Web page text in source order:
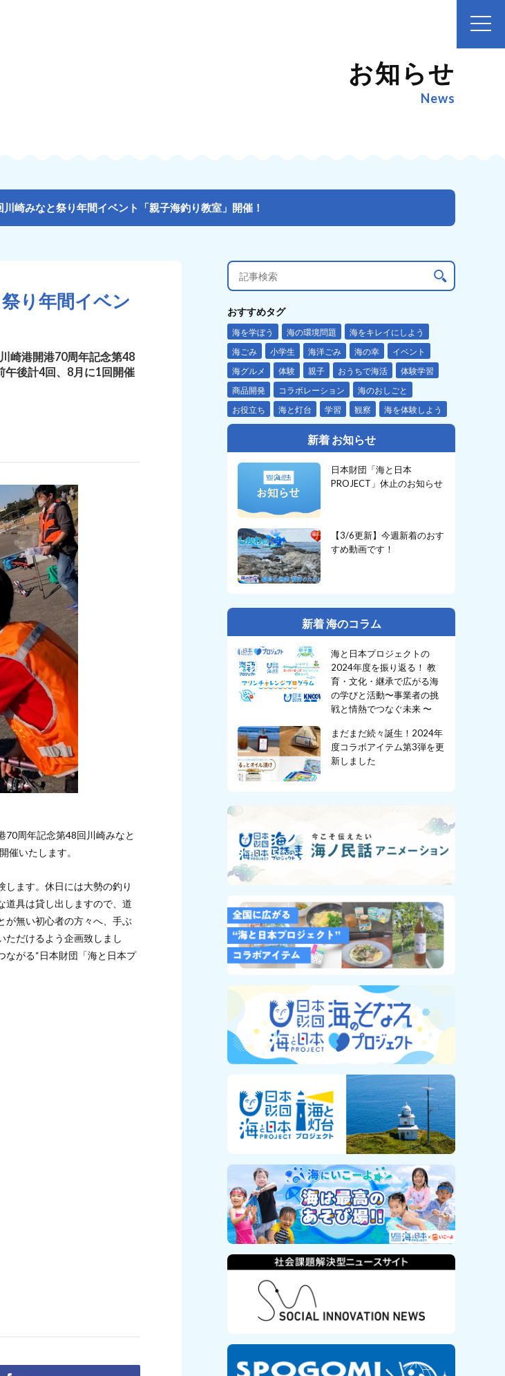
お知らせ
News
崎みなと祭り年間イベント「親子海釣り教室」開催！
り年間イベン
崎港開港70周年記念第48
午後計4回、8月に1回開催
70周年記念第48回川崎みなと
催いたします。
します。休日には大勢の釣り
道具は貸し出しますので、道
が無い初心者の方々へ、手ぶ
ただけるよう企画致しまし
ながる“日本財団「海と日本プ
おすすめタグ
海を学ぼう 海の環境問題
海をキレイにしよう
海ごみ
小学生 海洋ごみ 海の幸
イベント
海グルメ
体験 親子 おうちで海活
体験学習
商品開発
コラボレーション
海のおしごと
お役立ち
海と灯台 学習 観察 海を体験しよう
新着 お知らせ
日本財団「海と日本
PROJECT」休止のお知らせ
【3/6更新】今週新着のおす
すめ動画です！
新着 海のコラム
海と日本プロジェクトの
2024年度を振り返る！ 教
育・文化・継承で広がる海
の学びと活動〜事業者の挑
戦と情熱でつなぐ未来 〜
まだまだ続々誕生！2024年
度コラボアイテム第3弾を更
新しました